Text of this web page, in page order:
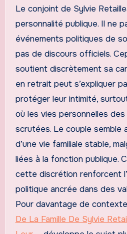
Le conjoint de Sylvie
personnalité publique. Il ne
événements politiques de
pas de discours officiels.
soutient discrètement sa
en retrait peut s’expliquer
protéger leur intimité,
où les vies personnelles
scrutées. Le couple semble
d’une vie familiale stable,
liées à la fonction publique.
cette discrétion renforcent
politique ancrée dans des
Pour davantage de
De La Famille De Sylvie